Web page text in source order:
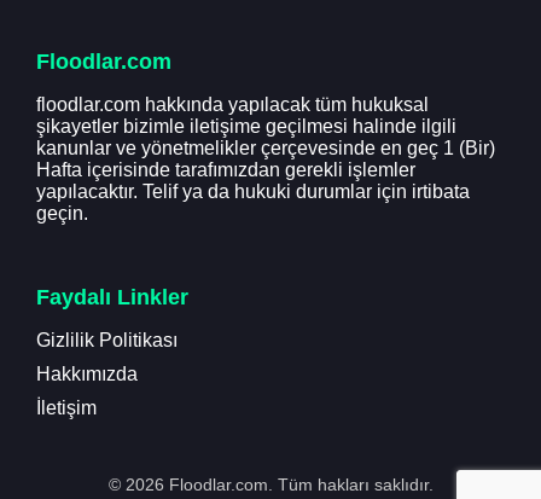
Floodlar.com
floodlar.com hakkında yapılacak tüm hukuksal
şikayetler bizimle iletişime geçilmesi halinde ilgili
kanunlar ve yönetmelikler çerçevesinde en geç 1 (Bir)
Hafta içerisinde tarafımızdan gerekli işlemler
yapılacaktır. Telif ya da hukuki durumlar için irtibata
geçin.
Faydalı Linkler
Gizlilik Politikası
Hakkımızda
İletişim
© 2026 Floodlar.com. Tüm hakları saklıdır.